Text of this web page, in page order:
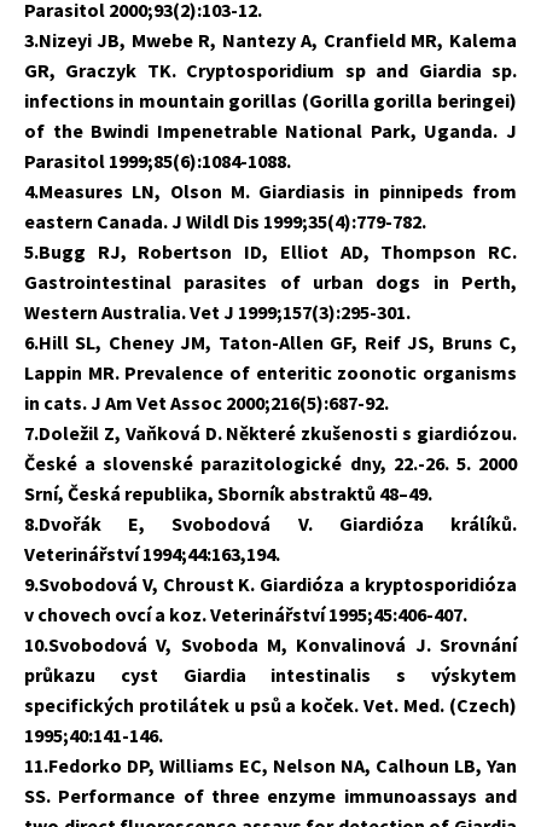
Parasitol 2000;93(2):103-12.
3.Nizeyi JB, Mwebe R, Nantezy A, Cranfield MR, Kalema
GR, Graczyk TK. Cryptosporidium sp and Giardia sp.
infections in mountain gorillas (Gorilla gorilla beringei)
of the Bwindi Impenetrable National Park, Uganda. J
Parasitol 1999;85(6):1084-1088.
4.Measures LN, Olson M. Giardiasis in pinnipeds from
eastern Canada. J Wildl Dis 1999;35(4):779-782.
5.Bugg RJ, Robertson ID, Elliot AD, Thompson RC.
Gastrointestinal parasites of urban dogs in Perth,
Western Australia. Vet J 1999;157(3):295-301.
6.Hill SL, Cheney JM, Taton-Allen GF, Reif JS, Bruns C,
Lappin MR. Prevalence of enteritic zoonotic organisms
in cats. J Am Vet Assoc 2000;216(5):687-92.
7.Doležil Z, Vaňková D. Některé zkušenosti s giardiózou.
České a slovenské parazitologické dny, 22.-26. 5. 2000
Srní, Česká republika, Sborník abstraktů 48–49.
8.Dvořák E, Svobodová V. Giardióza králíků.
Veterinářství 1994;44:163,194.
9.Svobodová V, Chroust K. Giardióza a kryptosporidióza
v chovech ovcí a koz. Veterinářství 1995;45:406-407.
10.Svobodová V, Svoboda M, Konvalinová J. Srovnání
průkazu cyst Giardia intestinalis s výskytem
specifických protilátek u psů a koček. Vet. Med. (Czech)
1995;40:141-146.
11.Fedorko DP, Williams EC, Nelson NA, Calhoun LB, Yan
SS. Performance of three enzyme immunoassays and